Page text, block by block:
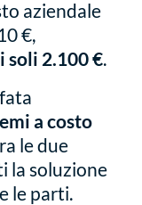
aziendale
€,
soli 2.100 €.
a costo
le due
la soluzione
le parti.